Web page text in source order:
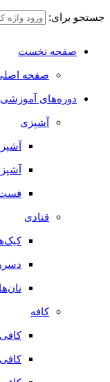
جستجو برای:
صفحه نخست
صفحه
دوره‌های آموزشی
آشپزی
قنادی
کافه